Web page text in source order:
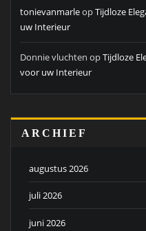
tonievanmarleopTijdloze
uw Interieur
Donnie vluchten opTijdloze
voor uw Interieur
ARCHIEF
augustus 2026
juli 2026
juni 2026